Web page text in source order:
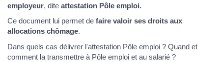
employeur, dite attestation Pôle emploi.
Ce document lui permet de faire valoir ses droits aux
allocations chômage.
Dans quels cas délivrer l'attestation Pôle emploi ? Quand et
comment la transmettre à Pôle emploi et au salarié ?